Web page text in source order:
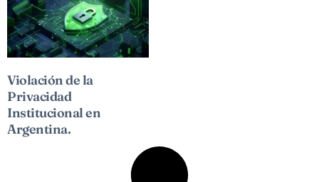
Violación de la
Privacidad
Institucional en
Argentina.